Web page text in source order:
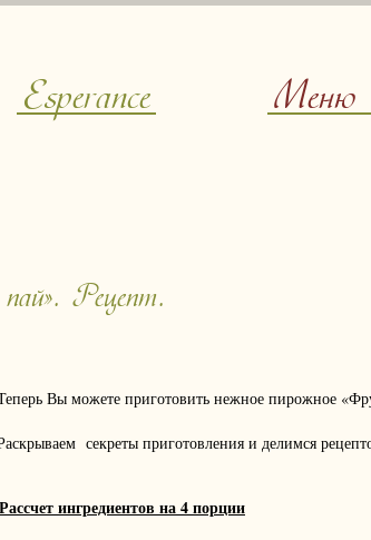
Esperance Меню
Рецепт.
Вы можете приготовить нежное пирожное
секреты приготовления и делимся
Рассчет ингредиентов на 4 порции